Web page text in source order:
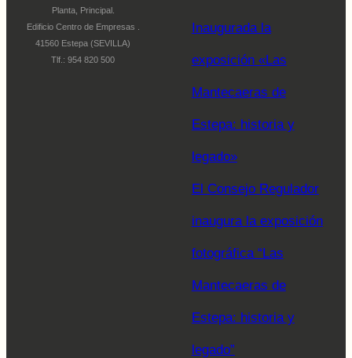
Planta, Principal.
Edificio Centro de Empresas .
41560 Estepa (SEVILLA)
Tlf.: 954 820 500
Inaugurada la
exposición «Las
Mantecaeras de
Estepa: historia y
legado»
El Consejo Regulador
inaugura la exposición
fotográfica “Las
Mantecaeras de
Estepa: historia y
legado”